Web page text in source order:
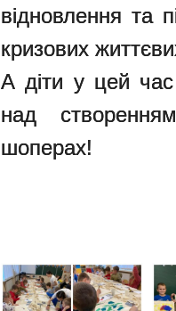
відновлення та
кризових
А діти у цей
над
шоперах!